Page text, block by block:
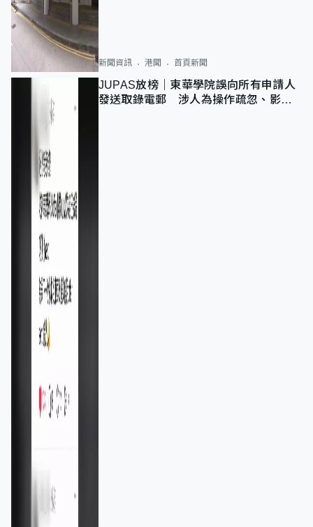
新聞資訊 港聞 首頁新聞
JUPAS放榜｜東華學院誤向所有申請人
發送取錄電郵 涉人為操作疏忽、影響